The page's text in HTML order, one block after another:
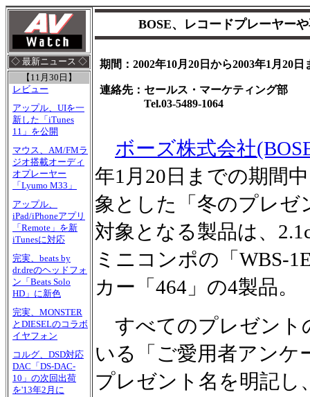
◇ 最新ニュース ◇
【11月30日】
レビュー
アップル、UIを一
新した「iTunes
11」を公開
マウス、AM/FMラ
ジオ搭載オーディ
オプレーヤー
「Lyumo M33」
アップル、
iPad/iPhoneアプリ
「Remote」を新
iTunesに対応
完実、beats by
dr.dreのヘッドフォ
ン「Beats Solo
HD」に新色
完実、MONSTER
とDIESELのコラボ
イヤフォン
コルグ、DSD対応
DAC「DS-DAC-
10」の次回出荷
を'13年2月に
BOSE、レコードプレーヤー
期間：2002年10月20日から2003年1月20日
連絡先：セールス・マーケティング部
Tel.03-5489-1064
ボーズ株式会社
年1月20日までの期間
象とした「冬のプレゼ
対象となる製品は、
ミニコンポの「WBS-
カー「464」の4製品。
すべてのプレゼント
いる「ご愛用者アンケ
プレゼント名を明記し